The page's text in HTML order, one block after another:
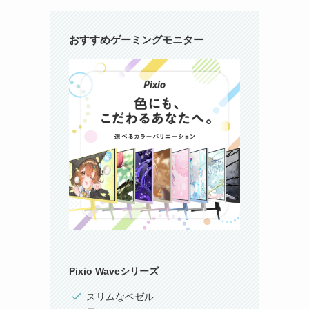
おすすめゲーミングモニター
Pixio Waveシリーズ
スリムなベゼル